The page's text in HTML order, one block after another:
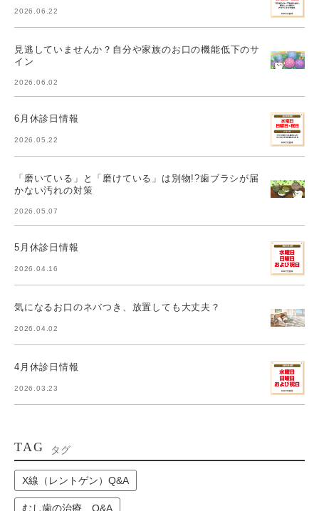
2026.06.22
見逃していませんか？自分や家族のお口の機能低下のサ
イン
2026.06.02
6月休診日情報
2026.05.22
「磨いている」と「磨けている」は別物!?歯ブラシが届
かない汚れの対策
2026.05.07
5月休診日情報
2026.04.16
気になるお口のネバつき、放置しても大丈夫？
2026.04.02
4月休診日情報
2026.03.23
TAG タグ
X線（レントゲン）Q&A
むし歯の治療 Q&A